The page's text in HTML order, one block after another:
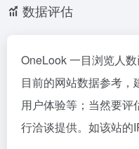
数据评估
OneLook 一目浏览人
目前的网站数据参考
用户体验等；当然要
行洽谈提供。如该站的